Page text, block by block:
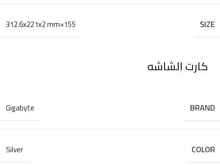
SIZE
155×312.6x221x2 mm
كارت الشاشه
BRAND
Gigabyte
COLOR
Silver